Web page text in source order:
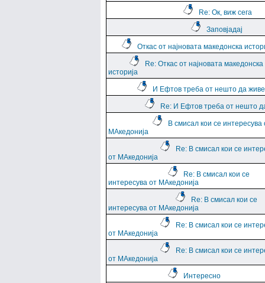
Re: Ок, виж сега
Заповјадај
Откас от најновата македонска
Re: Откас от најновата македонска
историја
И Ефтов треба от нешто да
Re: И Ефтов треба от нешто
В смисал кои се интересува
МАкедонија
Re: В смисал кои се
от МАкедонија
Re: В смисал кои се
интересува от МАкедонија
Re: В смисал кои се
интересува от МАкедонија
Re: В смисал кои се
от МАкедонија
Re: В смисал кои се
от МАкедонија
Интересно